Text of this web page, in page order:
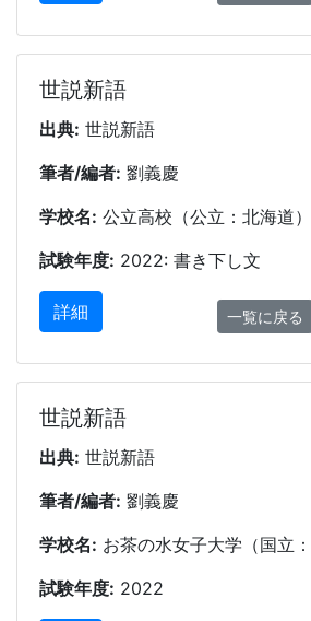
世説新語
出典: 世説新語
筆者/編者: 劉義慶
学校名: 公立高校（公立：北海道）
試験年度: 2022: 書き下し文
詳細 一覧に戻る
世説新語
出典: 世説新語
筆者/編者: 劉義慶
学校名: お茶の水女子大学（国立：
試験年度: 2022